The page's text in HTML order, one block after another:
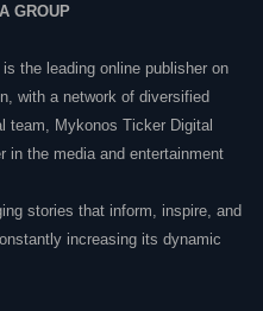
GROUP
the leading online publisher on
with a network of diversified
team, Mykonos Ticker Digital
in the media and entertainment
stories that inform, inspire, and
increasing its dynamic